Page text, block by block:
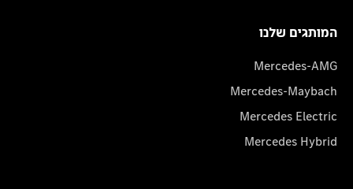
המותגים שלנו
Mercedes-AMG
Mercedes-Maybach
Mercedes Electric
Mercedes Hybrid